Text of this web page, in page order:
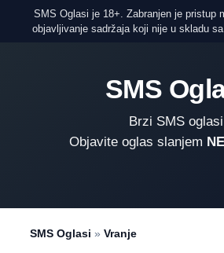
SMS Oglasi je 18+. Zabranjen je pristup
objavljivanje sadržaja koji nije u skladu
SMS
Brzi SMS oglasi
Objavite oglas slanjem
SMS Oglasi » Vranje